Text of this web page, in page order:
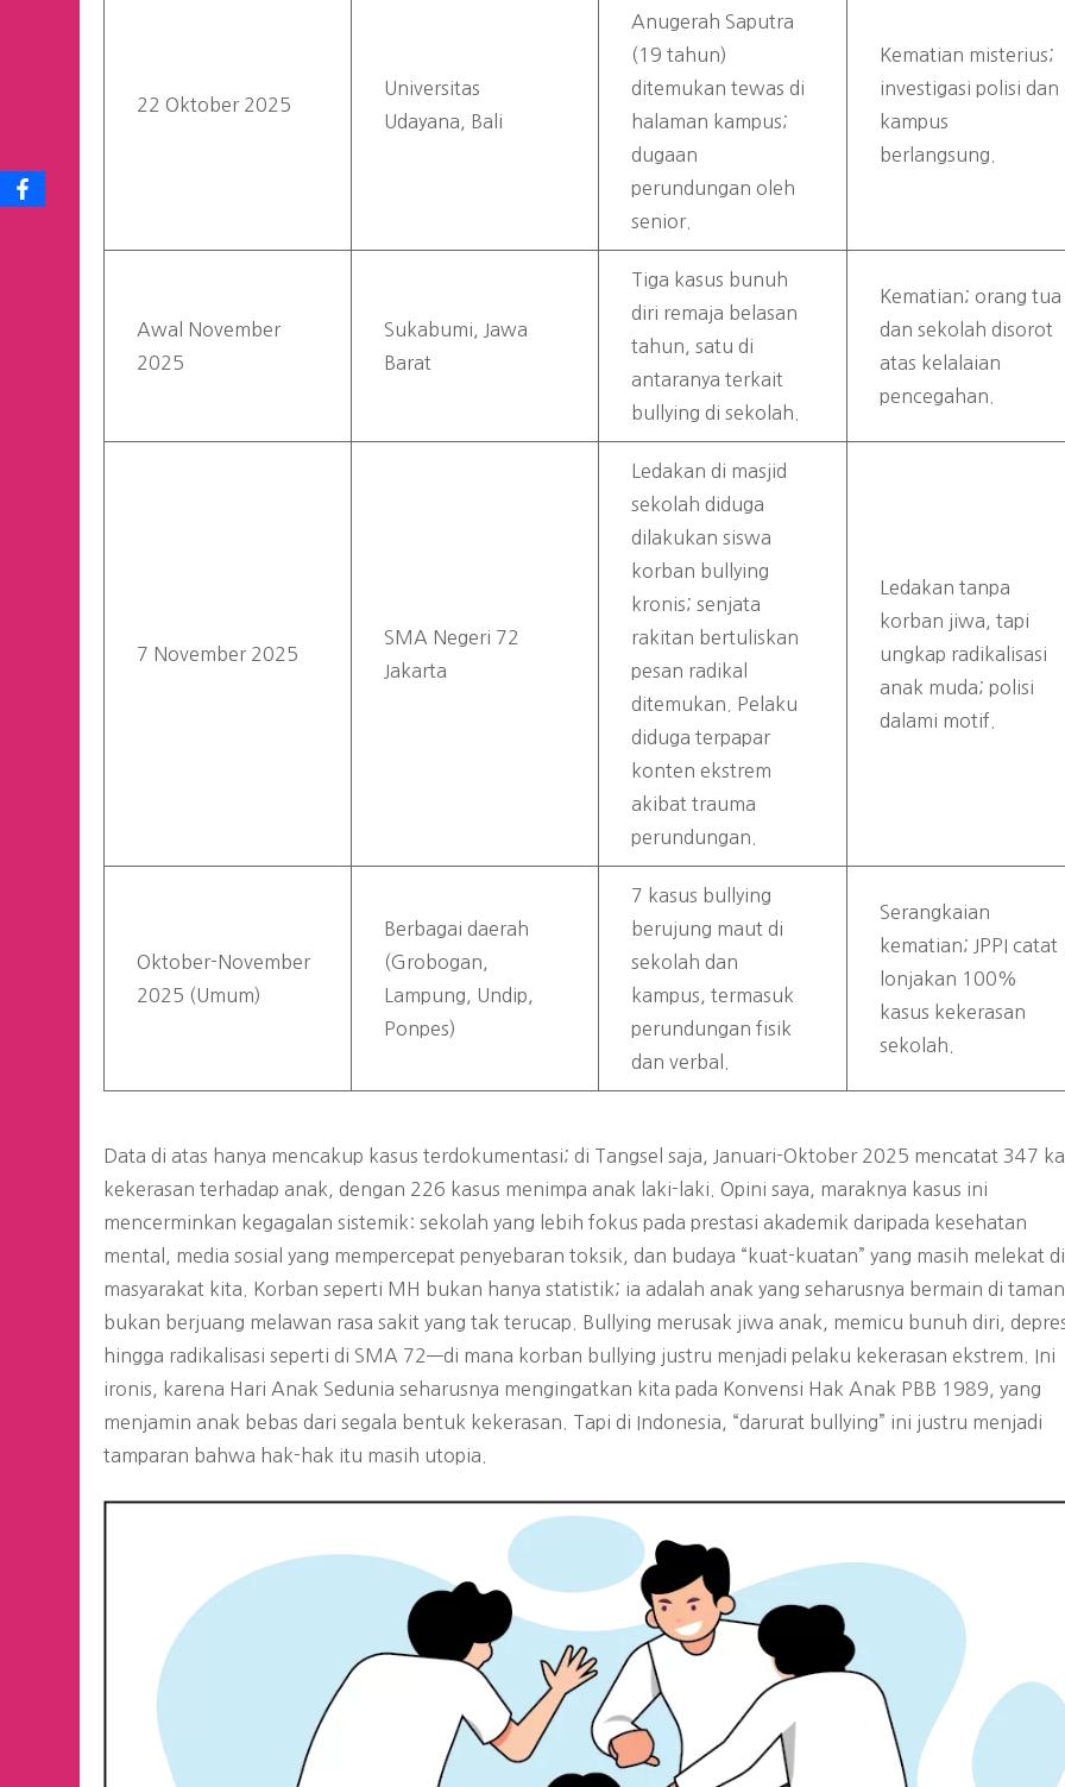
22 Oktober 2025
Universitas
Udayana, Bali
Anugerah Saputra
(19 tahun)
ditemukan tewas di
halaman kampus;
dugaan
perundungan oleh
senior.
Kematian misterius;
investigasi polisi dan
kampus
berlangsung.
Awal November
2025
Sukabumi, Jawa
Barat
Tiga kasus bunuh
diri remaja belasan
tahun, satu di
antaranya terkait
bullying di sekolah.
Kematian; orang tua
dan sekolah disorot
atas kelalaian
pencegahan.
7 November 2025
SMA Negeri 72
Jakarta
Ledakan di masjid
sekolah diduga
dilakukan siswa
korban bullying
kronis; senjata
rakitan bertuliskan
pesan radikal
ditemukan. Pelaku
diduga terpapar
konten ekstrem
akibat trauma
perundungan.
Ledakan tanpa
korban jiwa, tapi
ungkap radikalisasi
anak muda; polisi
dalami motif.
Oktober-November
2025 (Umum)
Berbagai daerah
(Grobogan,
Lampung, Undip,
Ponpes)
7 kasus bullying
berujung maut di
sekolah dan
kampus, termasuk
perundungan fisik
dan verbal.
Serangkaian
kematian; JPPI catat
lonjakan 100%
kasus kekerasan
sekolah.
Data di atas hanya mencakup kasus terdokumentasi; di Tangsel saja, Januari-Oktober 2025 mencatat 347
kekerasan terhadap anak, dengan 226 kasus menimpa anak laki-laki. Opini saya, maraknya kasus ini
mencerminkan kegagalan sistemik: sekolah yang lebih fokus pada prestasi akademik daripada kesehatan
mental, media sosial yang mempercepat penyebaran toksik, dan budaya “kuat-kuatan” yang masih melekat di
masyarakat kita. Korban seperti MH bukan hanya statistik; ia adalah anak yang seharusnya bermain di
bukan berjuang melawan rasa sakit yang tak terucap. Bullying merusak jiwa anak, memicu bunuh diri,
hingga radikalisasi seperti di SMA 72—di mana korban bullying justru menjadi pelaku kekerasan ekstrem. Ini
ironis, karena Hari Anak Sedunia seharusnya mengingatkan kita pada Konvensi Hak Anak PBB 1989, yang
menjamin anak bebas dari segala bentuk kekerasan. Tapi di Indonesia, “darurat bullying” ini justru menjadi
tamparan bahwa hak-hak itu masih utopia.